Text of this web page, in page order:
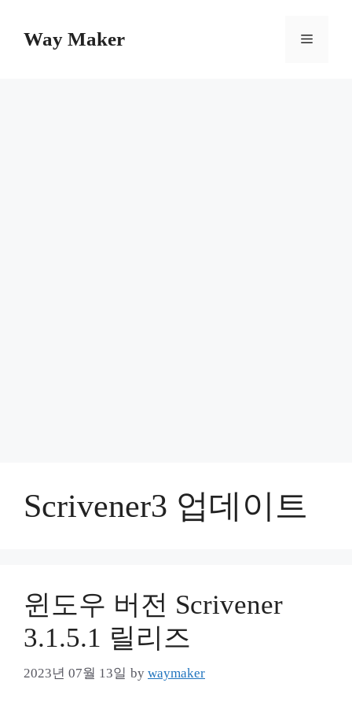
contentWay Maker Menu
Scrivener3 업데이트
윈도우 버전 Scrivener
3.1.5.1 릴리즈
2023년 07월 13일 by waymaker